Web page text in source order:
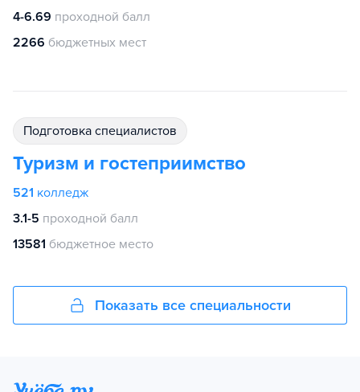
4-6.69 проходной балл
2266 бюджетных мест
подготовка специалистов
Туризм и гостеприимство
521 колледж
3.1-5 проходной балл
13581 бюджетное место
Показать все специальности